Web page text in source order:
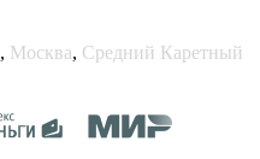
, Москва, Средний Каретный